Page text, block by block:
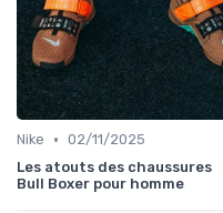
Nike • 02/11/2025
Les atouts des chaussures
Bull Boxer pour homme